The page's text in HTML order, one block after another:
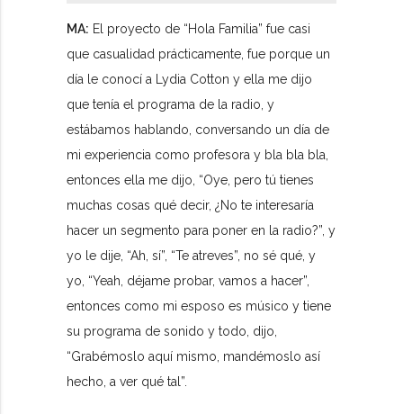
MA: El proyecto de “Hola Familia” fue casi
que casualidad prácticamente, fue porque un
día le conocí a Lydia Cotton y ella me dijo
que tenía el programa de la radio, y
estábamos hablando, conversando un día de
mi experiencia como profesora y bla bla bla,
entonces ella me dijo, “Oye, pero tú tienes
muchas cosas qué decir, ¿No te interesaría
hacer un segmento para poner en la radio?”, y
yo le dije, “Ah, sí”, “Te atreves”, no sé qué, y
yo, “Yeah, déjame probar, vamos a hacer”,
entonces como mi esposo es músico y tiene
su programa de sonido y todo, dijo,
“Grabémoslo aquí mismo, mandémoslo así
hecho, a ver qué tal”.